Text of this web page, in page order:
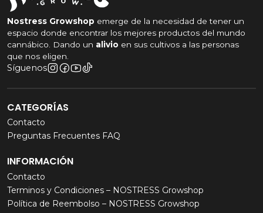
Nostress Growshop emerge de la necesidad de tener un
espacio donde encontrar los mejores productos del mundo
cannábico. Dando un alivio en sus cultivos a las personas
que nos eligen.
Síguenos
CATEGORÍAS
Contacto
Preguntas Frecuentes FAQ
INFORMACIÓN
Contacto
Terminos y Condiciones – NOSTRESS Growshop
Política de Reembolso – NOSTRESS Growshop